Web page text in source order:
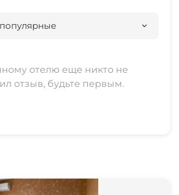
отелю еще никто не
отзыв, будьте первым.